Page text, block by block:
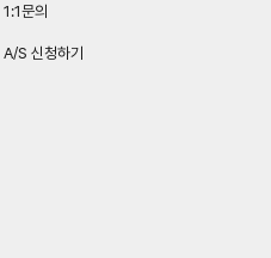
1:1문의
A/S 신청하기